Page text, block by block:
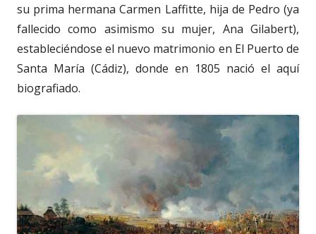
su prima hermana Carmen Laffitte, hija de Pedro (ya
fallecido como asimismo su mujer, Ana Gilabert),
estableciéndose el nuevo matrimonio en El Puerto de
Santa María (Cádiz), donde en 1805 nació el aquí
biografiado.